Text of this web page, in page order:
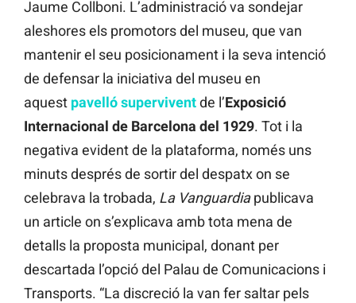
Jaume Collboni. L’administració va sondejar
aleshores els promotors del museu, que van
mantenir el seu posicionament i la seva intenció
de defensar la iniciativa del museu en
aquest pavelló superviventde l’Exposició
Internacional de Barcelona del 1929. Tot i la
negativa evident de la plataforma, només uns
minuts després de sortir del despatx on se
celebrava la trobada, La Vanguardiapublicava
un article on s’explicava amb tota mena de
detalls la proposta municipal, donant per
descartada l’opció del Palau de Comunicacions i
Transports. “La discreció la van fer saltar pels